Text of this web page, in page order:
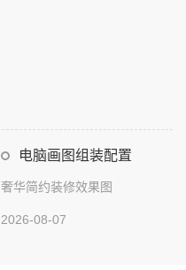
电脑画图组装配置
奢华简约装修效果图
2026-08-07